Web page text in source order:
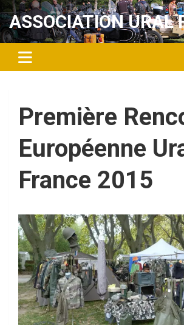
Aller
au
contenu
ASSOCIATION URAL
Première
Européenne
France 2015